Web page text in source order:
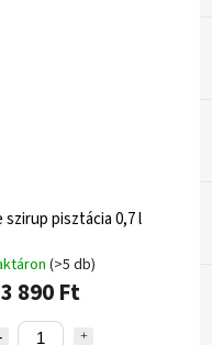
szirup pisztácia 0,7 l
(>5 db)
3 890 Ft